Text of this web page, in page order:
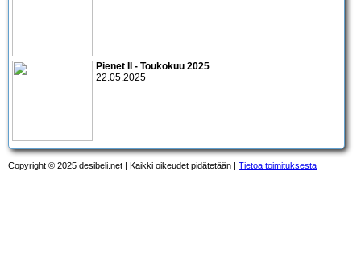
Pienet II - Toukokuu 2025
22.05.2025
Copyright © 2025 desibeli.net | Kaikki oikeudet pidätetään | Tietoa toimituksesta